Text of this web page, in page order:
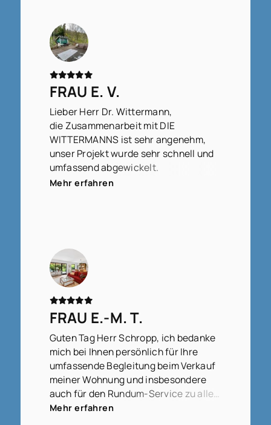
FRAU E. V.
Lieber Herr Dr. Wittermann,
die Zusammenarbeit mit DIE
WITTERMANNS ist sehr angenehm,
unser Projekt wurde sehr schnell und
umfassend abgewickelt.
Wir fühlen uns sehr gut betreut.
Mehr erfahren
FRAU E.-M. T.
Guten Tag Herr Schropp, ich bedanke
mich bei Ihnen persönlich für Ihre
umfassende Begleitung beim Verkauf
meiner Wohnung und insbesondere
auch für den Rundum-Service zu allen
Fragen, die zwischendurch
Mehr erfahren